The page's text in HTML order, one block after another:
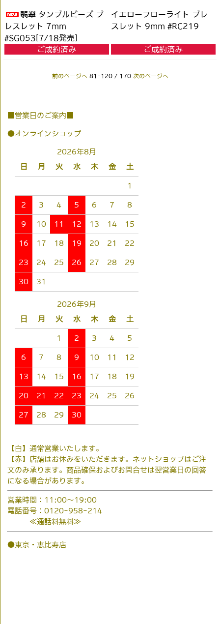
翡翠 タンブルビーズ ブ
レスレット 7mm
#SG053[7/18発売]
ご成約済み
イエローフローライト ブレ
スレット 9mm #RC219
ご成約済み
前のページへ 81-120 / 170 次のページへ
■営業日のご案内■
●オンラインショップ
2026年8月
日
月 火 水 木 金 土
1
2 3 4 5 6 7 8
9 10 11 12 13 14 15
16 17 18 19 20 21 22
23 24 25 26 27 28 29
30 31
2026年9月
日
月 火 水 木 金 土
1 2 3 4 5
6 7 8 9 10 11 12
13 14 15 16 17 18 19
20 21 22 23 24 25 26
27 28 29 30
【白】通常営業いたします。
【赤】店舗はお休みをいただきます。ネットショップはご注
文のみ承ります。商品確保およびお問合せは翌営業日の回答
になる場合があります。
営業時間：11:00～19:00
電話番号：0120-958-214
≪通話料無料≫
●東京・恵比寿店